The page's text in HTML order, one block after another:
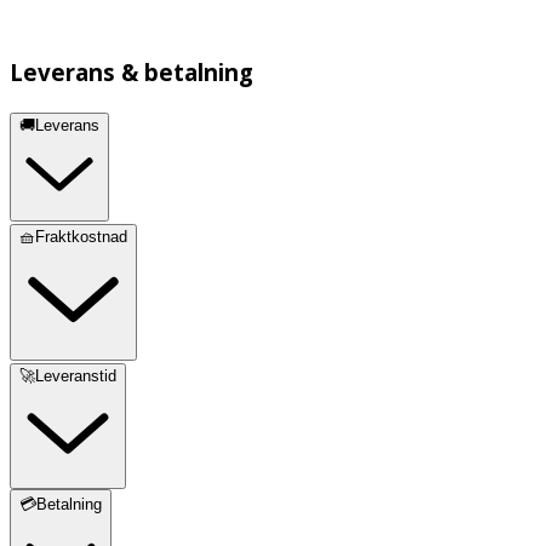
Leverans & betalning
🚚Leverans
🧺Fraktkostnad
🚀Leveranstid
💳Betalning